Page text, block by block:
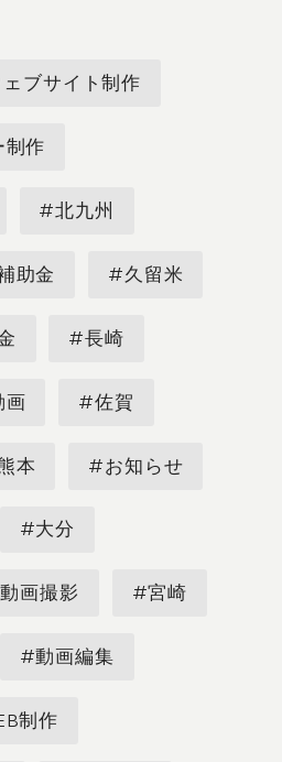
ブサイト制作
作
#北九州
助金 #久留米
#長崎
画 #佐賀
本 #お知らせ
#大分
画撮影 #宮崎
#動画編集
制作